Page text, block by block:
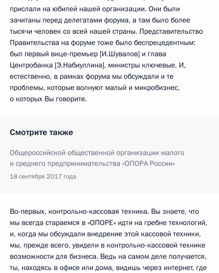
прислали на юбилей нашей организации. Они были
зачитаны перед делегатами форума, а там было более
тысячи человек со всей нашей страны. Представительство
Правительства на форуме тоже было беспрецедентным:
был первый вице-премьер [И.Шувалов] и глава
Центробанка [Э.Набиуллина], министры ключевые. И,
естественно, в рамках форума мы обсуждали и те
проблемы, которые волнуют малый и микробизнес,
о которых Вы говорите.
Смотрите также
Общероссийской общественной организации малого
и среднего предпринимательства «ОПОРА России»
18 сентября 2017 года
Во-первых, контрольно-кассовая техника. Вы знаете, что
мы всегда стараемся в «ОПОРЕ» идти на гребне технологий,
и, когда мы обсуждали внедрение этой кассовой техники,
мы, прежде всего, увидели в контрольно-кассовой технике
возможности для бизнеса. Ведь на самом деле получается,
ты, находясь в офисе или дома, видишь через интернет, где